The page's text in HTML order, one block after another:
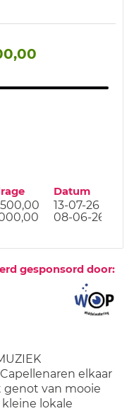
Datum
13-07-26
08-06-26
gesponsord door:
elkaar
van mooie
lokale